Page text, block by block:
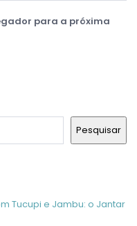
para a próxima
Pesquisar
Tucupi e Jambu: o Jantar